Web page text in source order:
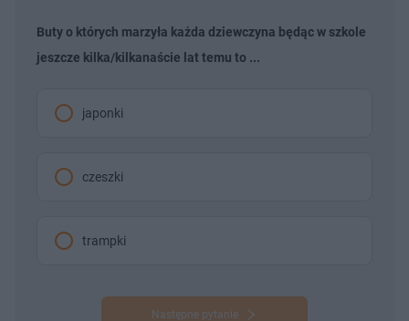
Buty o których marzyła każda dziewczyna będąc w szkole
jeszcze kilka/kilkanaście lat temu to ...
japonki
czeszki
trampki
Następne pytanie